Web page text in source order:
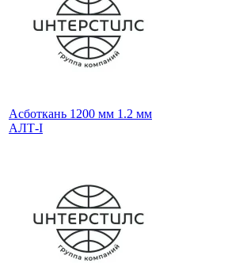
Асботкань 1200 мм 1.2 мм
АЛТ-I